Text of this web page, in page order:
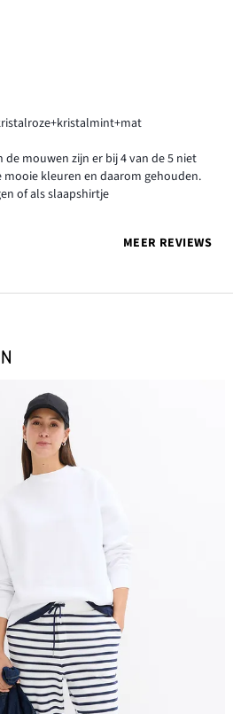
mouwen zijn er bij 4 van de 5 niet
mooie kleuren en daarom gehouden.
of als slaapshirtje
MEER REVIEWS